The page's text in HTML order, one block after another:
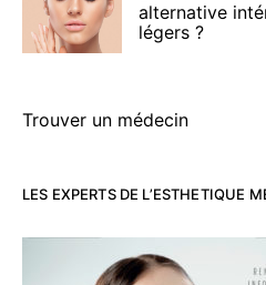
alternative
légers ?
Trouver un médecin
LES EXPERTS DE L’ESTHETIQUE